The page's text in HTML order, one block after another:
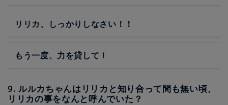
リリカ、しっかりしなさい！！
もう一度、力を貸して！
9. ルルカちゃんはリリカと知り合って間も無い頃、
リリカの事をなんと呼んでいた？